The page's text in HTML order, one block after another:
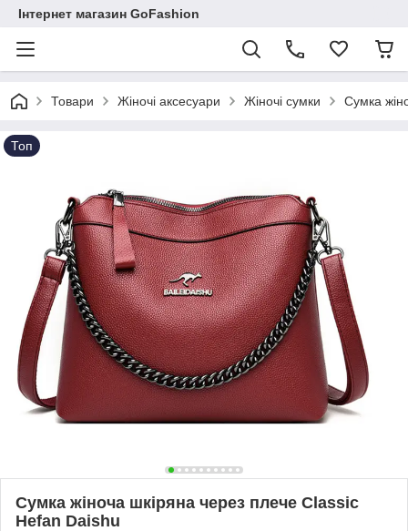
Інтернет магазин GoFashion
Товари Жіночі аксесуари Жіночі сумки Сумка
Топ
Сумка жіноча шкіряна через плече Classic
Hefan Daishu